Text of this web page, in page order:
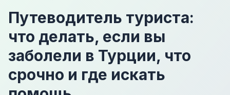
Путеводитель туриста:
что делать, если вы
заболели в Турции, что
срочно и где искать